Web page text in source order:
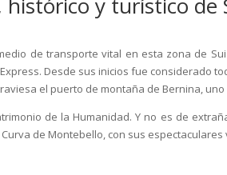
de transporte vital en esta zona de
Desde sus inicios fue considerado
el puerto de montaña de Bernina,
de la Humanidad. Y no es de
de Montebello, con sus